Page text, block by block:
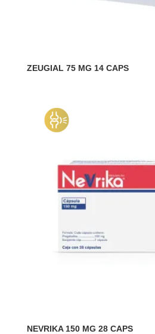
ZEUGIAL 75 MG 14 CAPS
NEVRIKA 150 MG 28 CAPS